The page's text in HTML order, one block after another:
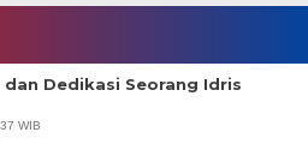
Dedikasi Seorang Idris
WIB